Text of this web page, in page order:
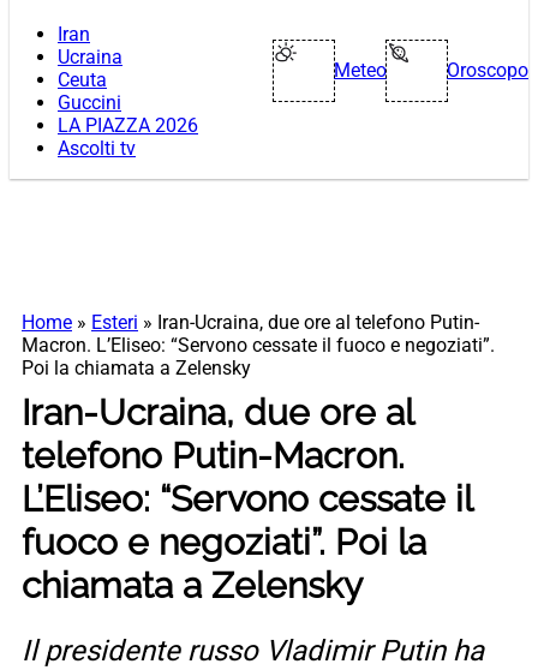
Iran
Ucraina
Ceuta
Guccini
LA PIAZZA 2026
Ascolti tv
Meteo Oroscopo
Home » Esteri » Iran-Ucraina, due ore al telefono Putin-
Macron. L’Eliseo: “Servono cessate il fuoco e negoziati”.
Poi la chiamata a Zelensky
Iran-Ucraina, due ore al
telefono Putin-Macron.
L’Eliseo: “Servono cessate il
fuoco e negoziati”. Poi la
chiamata a Zelensky
Il presidente russo Vladimir Putin ha